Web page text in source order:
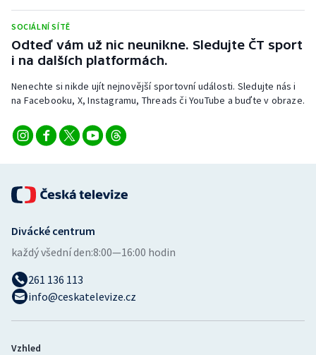
Triatlon
Veslování
Vodní slalom
Ostatní
SOCIÁLNÍ SÍTĚ
Odteď vám už nic neunikne. Sledujte ČT sport
i na dalších platformách.
Nenechte si nikde ujít nejnovější sportovní události. Sledujte nás i
na Facebooku, X, Instagramu, Threads či YouTube a buďte v obraze.
Divácké centrum
každý všední den:8:00—16:00 hodin
261 136 113
info@ceskatelevize.cz
Vzhled